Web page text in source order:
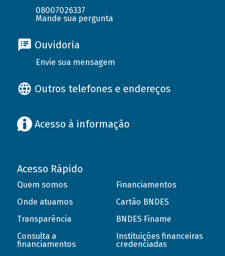
08007026337
Mande sua pergunta
Ouvidoria
Envie sua mensagem
Outros telefones e endereços
Acesso à informação
Acesso Rápido
Quem somos
Onde atuamos
Transparência
Consulta a
financiamentos
Financiamentos
Cartão BNDES
BNDES Finame
Instituições financeiras
credenciadas